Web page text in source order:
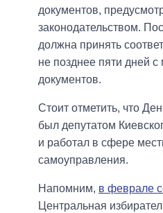
документов,
законодательством.
должна принять
не позднее пяти дней
документов.
Стоит отметить, что
был депутатом
и работал в сфере
самоуправления.
Напомним, в феврале
Центральная